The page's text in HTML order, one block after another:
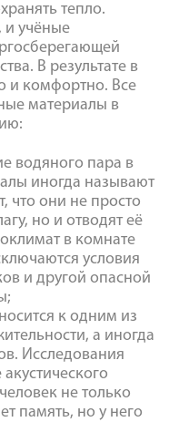
тепло.
и учёные
В результате в
и комфортно. Все
материалы в
водяного пара в
иногда называют
что они не просто
но и отводят её
в комнате
условия
и другой опасной
к одним из
а иногда
Исследования
не только
память, но у него